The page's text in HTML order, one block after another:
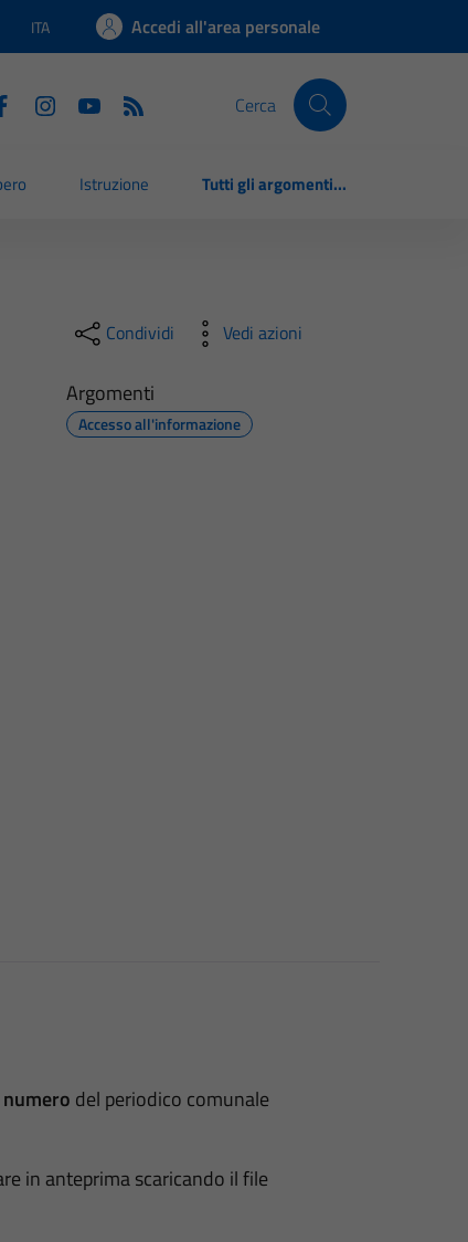
Lingua attiva:
ITA Accedi all'area personale
Cerca
Istruzione Tutti gli argomenti...
Condividi Vedi azioni
Argomenti
Accesso all'informazione
del periodico comunale
in anteprima scaricando il file